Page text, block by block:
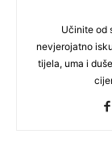
Učinite od
nevjerojatno
tijela, uma i